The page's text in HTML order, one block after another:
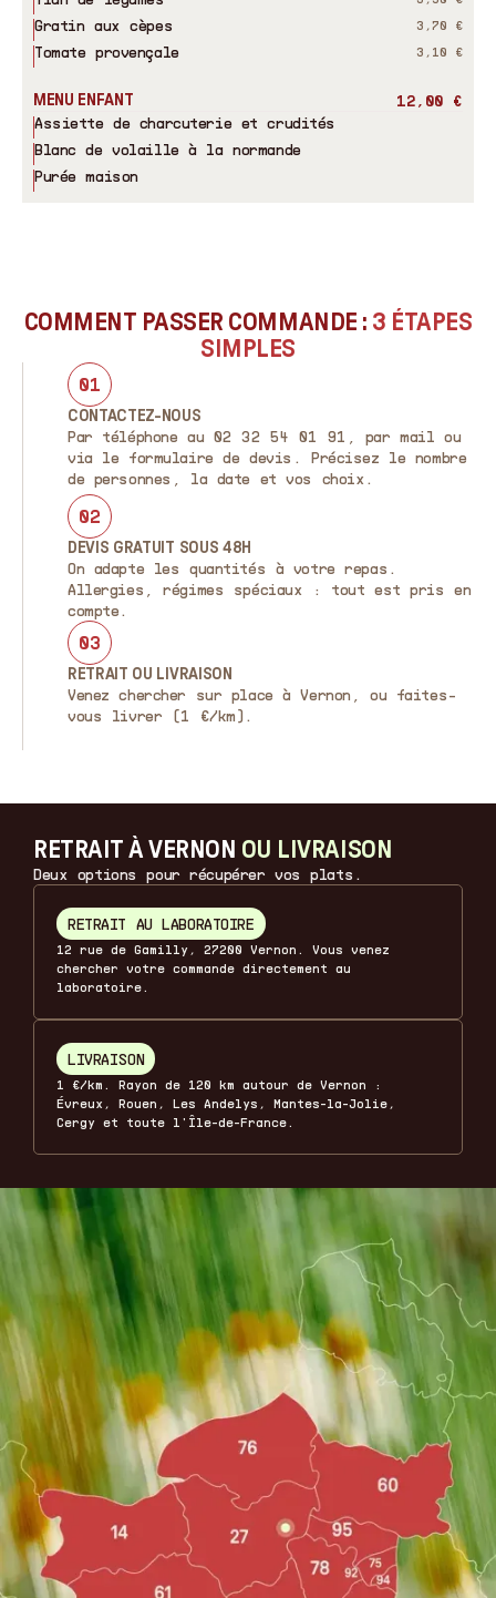
Gratin aux cèpes 3,70 €
Tomate provençale 3,10 €
MENU ENFANT
12,00 €
Assiette de charcuterie et crudités
Blanc de volaille à la normande
Purée maison
COMMENT PASSER COMMANDE : 3 ÉTAPES
SIMPLES
01
CONTACTEZ-NOUS
Par téléphone au 02 32 54 01 91, par mail ou
via le formulaire de devis. Précisez le nombre
de personnes, la date et vos choix.
02
DEVIS GRATUIT SOUS 48H
On adapte les quantités à votre repas.
Allergies, régimes spéciaux : tout est pris en
compte.
03
RETRAIT OU LIVRAISON
Venez chercher sur place à Vernon, ou faites-
vous livrer (1 €/km).
RETRAIT À VERNON OU LIVRAISON
Deux options pour récupérer vos plats.
RETRAIT AU LABORATOIRE
12 rue de Gamilly, 27200 Vernon. Vous venez
chercher votre commande directement au
laboratoire.
LIVRAISON
1 €/km. Rayon de 120 km autour de Vernon :
Évreux, Rouen, Les Andelys, Mantes-la-Jolie,
Cergy et toute l'Île-de-France.